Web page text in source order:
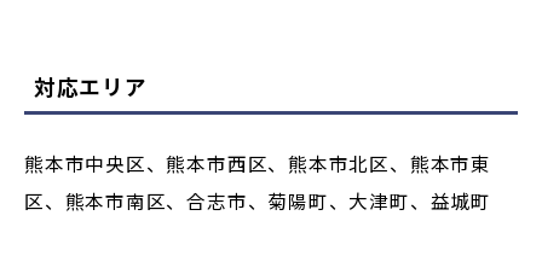
対応エリア
熊本市中央区、熊本市西区、熊本市北区、熊本市東
区、熊本市南区、合志市、菊陽町、大津町、益城町